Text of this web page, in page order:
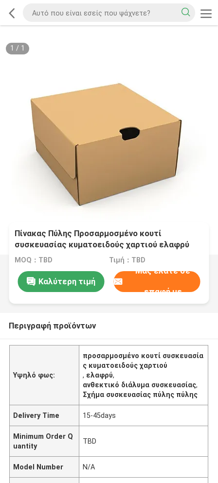
1 / 1
Πίνακας Πύλης Προσαρμοσμένο κουτί
συσκευασίας κυματοειδούς χαρτιού ελαφρύ
αλλά ανθεκτικό λύση συσκευασίας για διάφορα
MOQ：TBD Τιμή：TBD
Καλύτερη τιμή
Μας ελάτε σε
επαφή με
Περιγραφή προϊόντων
Υψηλό φως:
προσαρμοσμένο κουτί συσκευασία
ς κυματοειδούς χαρτιού
, ελαφρύ,
ανθεκτικό διάλυμα συσκευασίας,
Σχήμα συσκευασίας πύλης πύλης
Delivery Time 15-45days
Minimum Order Q
uantity
TBD
Model Number N/A